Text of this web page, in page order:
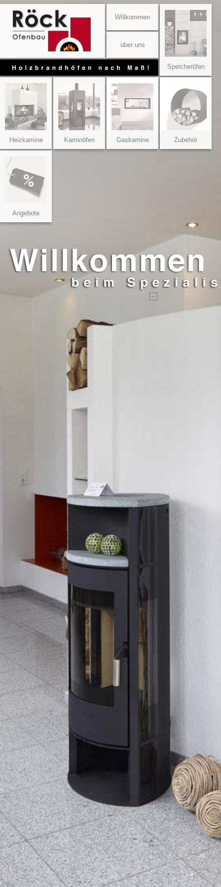
Willkommen
über uns
Speicheröfen
Heizkamine Kaminöfen Gaskamine Zubehör
Angebote